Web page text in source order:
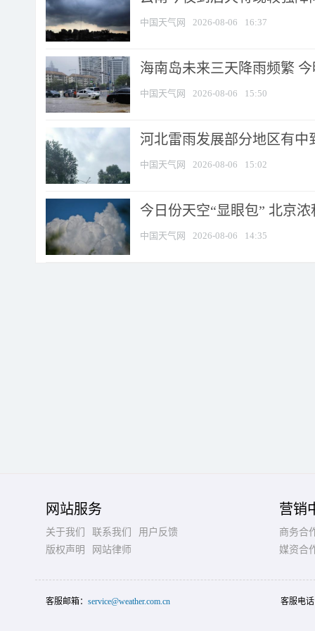
中国天气网 2026-08-06 16:37
海南岛未来三天降雨频繁
中国天气网 2026-08-06 15:50
河北雷雨发展部分地区有中
中国天气网 2026-08-06 15:02
今日份天空“显眼包” 北京
中国天气网 2026-08-06 14:35
网站服务
关于我们 联系我们
用户反馈
版权声明
网站律师
营销
商务合
媒资合
客服邮箱： service@weather.com.cn 客服电